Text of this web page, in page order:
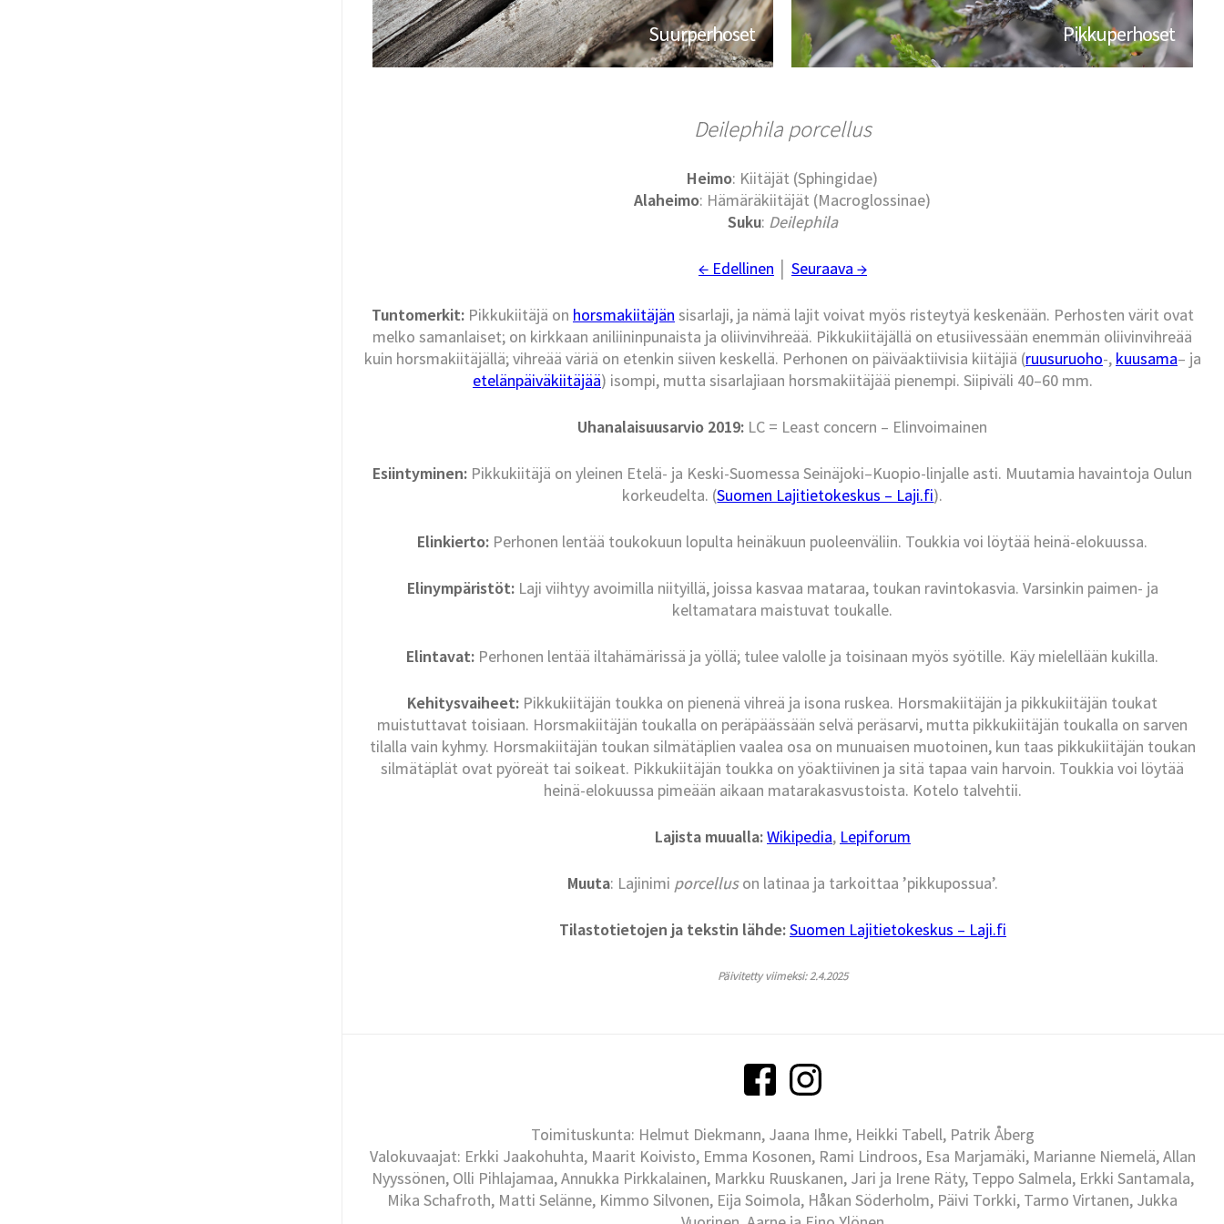
Suurperhoset Pikkuperhoset
Deilephila porcellus
Heimo: Kiitäjät (Sphingidae)
Alaheimo: Hämäräkiitäjät (Macroglossinae)
Suku: Deilephila
← Edellinen Seuraava →
Tuntomerkit:Pikkukiitäjä on horsmakiitäjän sisarlaji, ja nämä lajit voivat myös risteytyä keskenään. Perhosten värit ovat
melko samanlaiset; on kirkkaan aniliininpunaista ja oliivinvihreää. Pikkukiitäjällä on etusiivessään enemmän oliivinvihreää
kuin horsmakiitäjällä; vihreää väriä on etenkin siiven keskellä. Perhonen on päiväaktiivisia kiitäjiä (ruusuruoho-, kuusama– ja
etelänpäiväkiitäjää) isompi, mutta sisarlajiaan horsmakiitäjää pienempi. Siipiväli 40–60 mm.
Uhanalaisuusarvio 2019: LC = Least concern – Elinvoimainen
Esiintyminen: Pikkukiitäjä on yleinen Etelä- ja Keski-Suomessa Seinäjoki–Kuopio-linjalle asti. Muutamia havaintoja Oulun
korkeudelta. (Suomen Lajitietokeskus – Laji.fi).
Elinkierto: Perhonen lentää toukokuun lopulta heinäkuun puoleenväliin. Toukkia voi löytää heinä-elokuussa.
Elinympäristöt:Laji viihtyy avoimilla niityillä, joissa kasvaa mataraa, toukan ravintokasvia. Varsinkin paimen- ja
keltamatara maistuvat toukalle.
Elintavat: Perhonen lentää iltahämärissä ja yöllä; tulee valolle ja toisinaan myös syötille. Käy mielellään kukilla.
Kehitysvaiheet: Pikkukiitäjän toukka on pienenä vihreä ja isona ruskea. Horsmakiitäjän ja pikkukiitäjän toukat
muistuttavat toisiaan. Horsmakiitäjän toukalla on peräpäässään selvä peräsarvi, mutta pikkukiitäjän toukalla on sarven
tilalla vain kyhmy. Horsmakiitäjän toukan silmätäplien vaalea osa on munuaisen muotoinen, kun taas pikkukiitäjän toukan
silmätäplät ovat pyöreät tai soikeat. Pikkukiitäjän toukka on yöaktiivinen ja sitä tapaa vain harvoin. Toukkia voi löytää
heinä-elokuussa pimeään aikaan matarakasvustoista. Kotelo talvehtii.
Lajista muualla:Wikipedia, Lepiforum
Muuta: Lajinimi porcelluson latinaa ja tarkoittaa ’pikkupossua’.
Tilastotietojen ja tekstin lähde:Suomen Lajitietokeskus – Laji.fi
Päivitetty viimeksi: 2.4.2025
Toimituskunta: Helmut Diekmann, Jaana Ihme, Heikki Tabell, Patrik Åberg
Valokuvaajat: Erkki Jaakohuhta, Maarit Koivisto, Emma Kosonen, Rami Lindroos, Esa Marjamäki, Marianne Niemelä, Allan
Nyyssönen, Olli Pihlajamaa, Annukka Pirkkalainen, Markku Ruuskanen, Jari ja Irene Räty, Teppo Salmela, Erkki Santamala,
Mika Schafroth, Matti Selänne, Kimmo Silvonen, Eija Soimola, Håkan Söderholm, Päivi Torkki, Tarmo Virtanen, Jukka